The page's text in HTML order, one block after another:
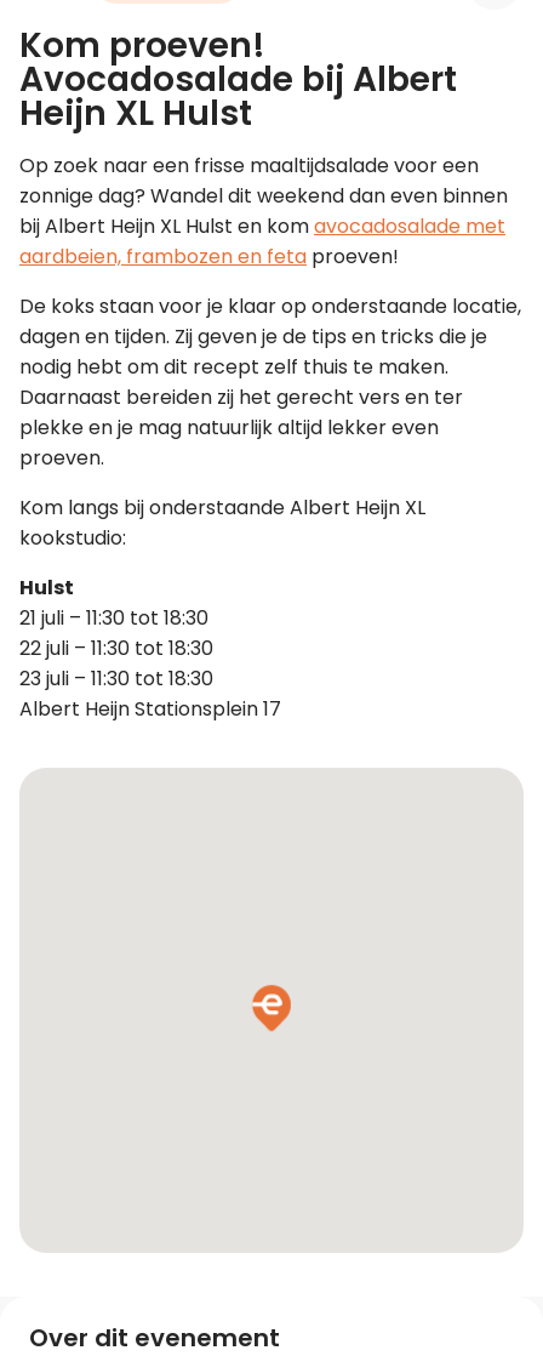
Kom proeven!
Avocadosalade bij Albert
Heijn XL Hulst
Op zoek naar een frisse maaltijdsalade voor een
zonnige dag? Wandel dit weekend dan even binnen
bij Albert Heijn XL Hulst en komavocadosalade met
aardbeien, frambozen en feta proeven!
De koks staan voor je klaar op onderstaande locatie,
dagen en tijden. Zij geven je de tips en tricks die je
nodig hebt om dit recept zelf thuis te maken.
Daarnaast bereiden zij het gerecht vers en ter
plekke en je mag natuurlijk altijd lekker even
proeven.
Kom langs bij onderstaande Albert Heijn XL
kookstudio:
Hulst
21 juli – 11:30 tot 18:30
22 juli – 11:30 tot 18:30
23 juli – 11:30 tot 18:30
Albert Heijn Stationsplein 17
Over dit evenement